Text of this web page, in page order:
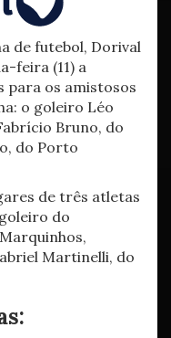
de futebol, Dorival
feira (11) a
para os amistosos
o goleiro Léo
Bruno, do
do Porto
de três atletas
do
Martinelli, do